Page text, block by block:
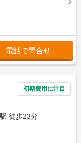
電話で問合せ
初期費用に注目
徒歩23分